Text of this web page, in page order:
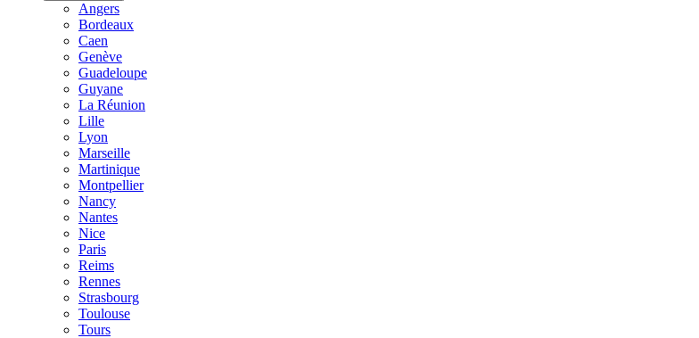
Angers
Bordeaux
Caen
Genève
Guadeloupe
Guyane
La Réunion
Lille
Lyon
Marseille
Martinique
Montpellier
Nancy
Nantes
Nice
Paris
Reims
Rennes
Strasbourg
Toulouse
Tours